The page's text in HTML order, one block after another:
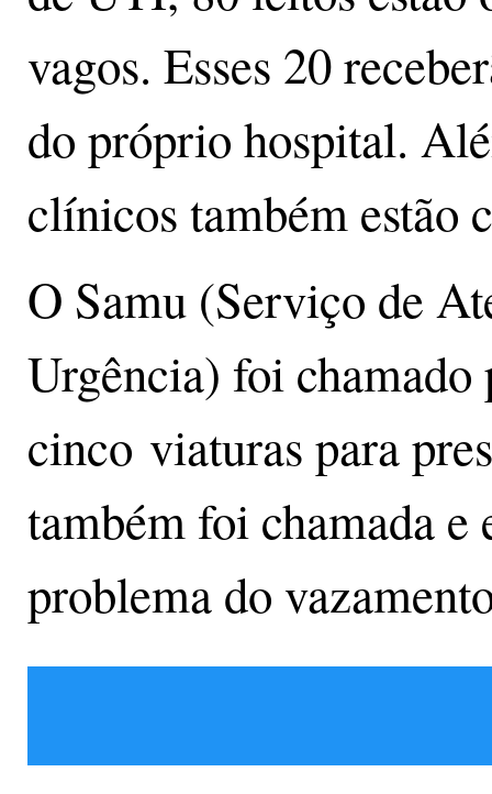
vagos. Esses 20
do próprio hospital.
clínicos também estão
O Samu (Serviço de
Urgência) foi chamado
cinco viaturas para
também foi chamada e
problema do